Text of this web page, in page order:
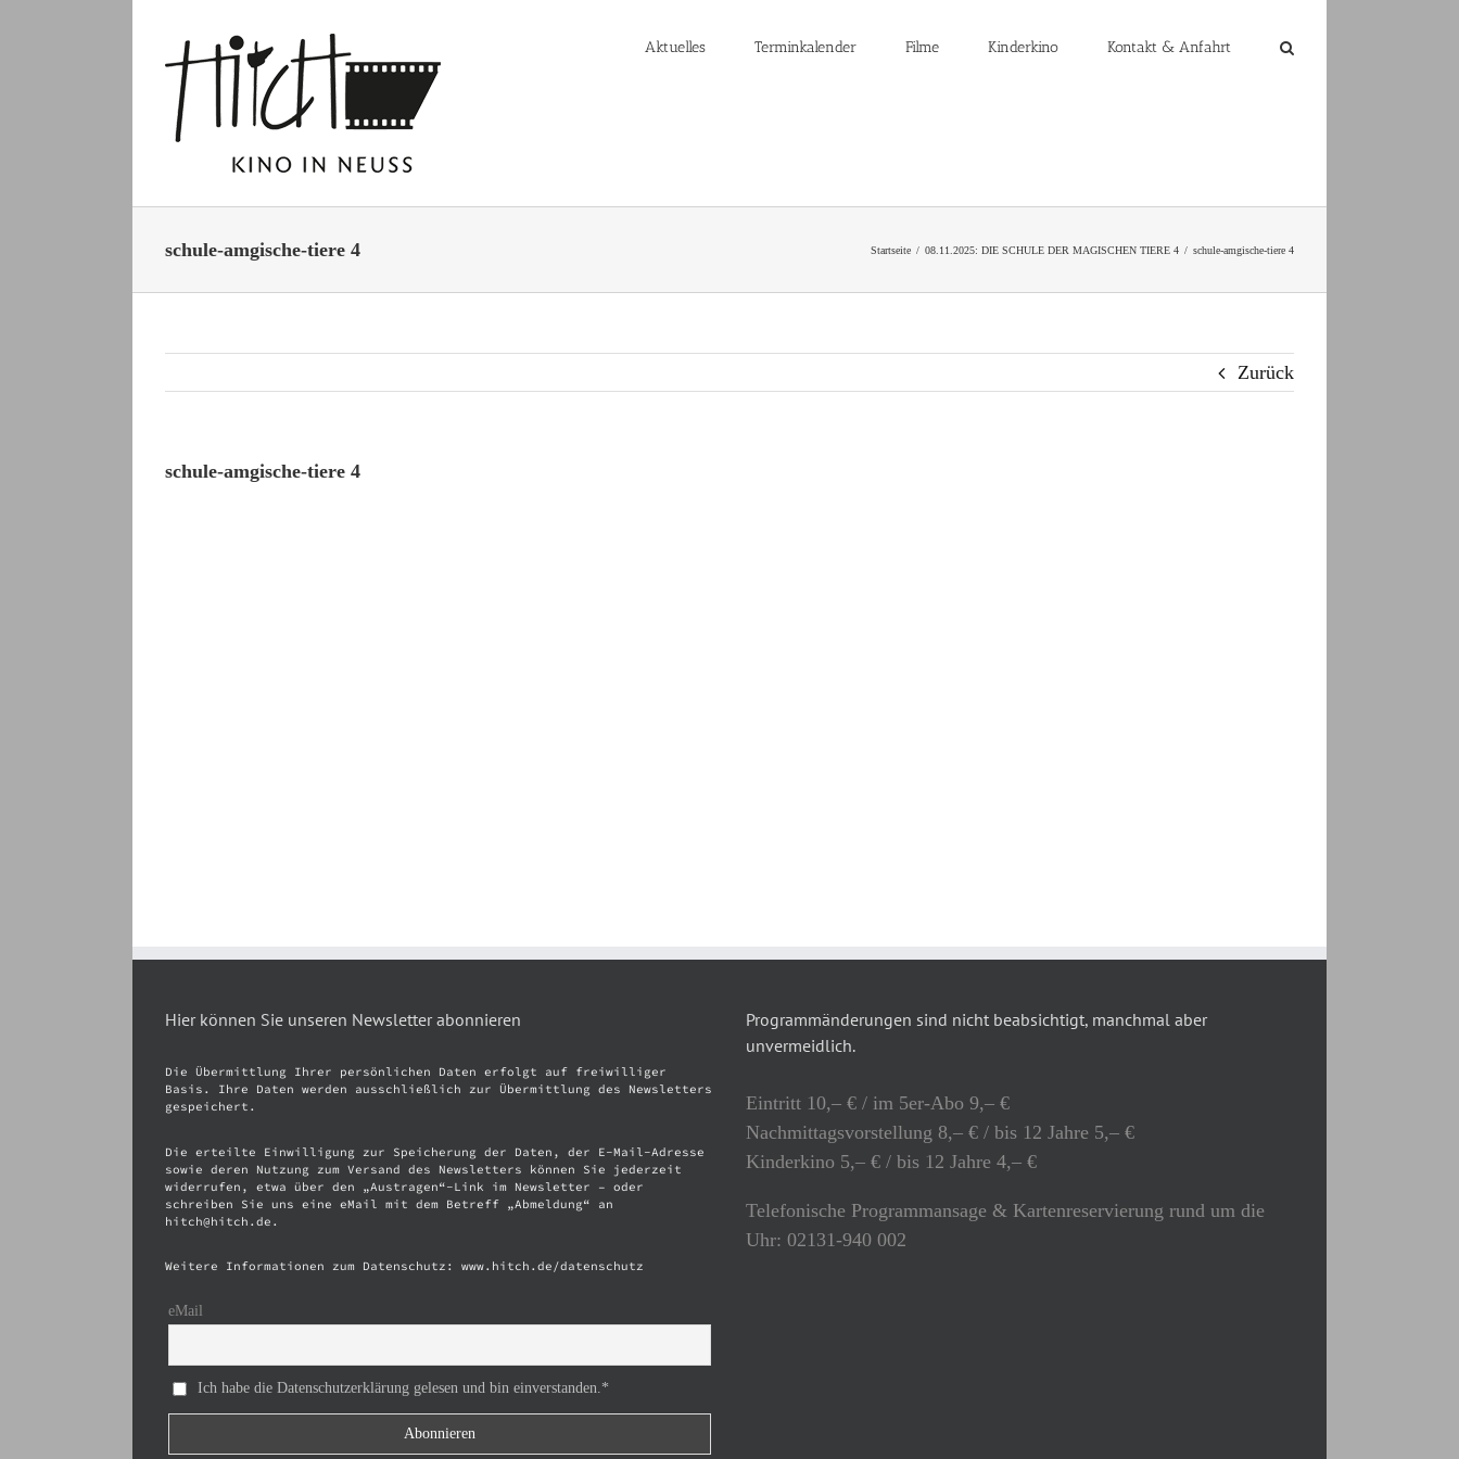
Aktuelles Terminkalender Filme Kinderkino Kontakt & Anfahrt
schule-amgische-tiere 4 Startseite 08.11.2025: DIE SCHULE DER MAGISCHEN TIERE 4 schule-amgische-tiere 4
Zurück
schule-amgische-tiere 4
Hier können Sie unseren Newsletter abonnieren
Die Übermittlung Ihrer persönlichen Daten erfolgt auf freiwilliger
Basis. Ihre Daten werden ausschließlich zur Übermittlung des Newsletters
gespeichert.
Die erteilte Einwilligung zur Speicherung der Daten, der E-Mail-Adresse
sowie deren Nutzung zum Versand des Newsletters können Sie jederzeit
widerrufen, etwa über den „Austragen“-Link im Newsletter – oder
schreiben Sie uns eine eMail mit dem Betreff „Abmeldung“ an
hitch@hitch.de.
Weitere Informationen zum Datenschutz: www.hitch.de/datenschutz
eMail
Ich habe die Datenschutzerklärung gelesen und bin einverstanden.*
Programmänderungen sind nicht beabsichtigt, manchmal aber
unvermeidlich.
Eintritt 10,– € / im 5er-Abo 9,– €
Nachmittagsvorstellung 8,– € / bis 12 Jahre 5,– €
Kinderkino 5,– € / bis 12 Jahre 4,– €
Telefonische Programmansage & Kartenreservierung rund um die
Uhr: 02131-940 002